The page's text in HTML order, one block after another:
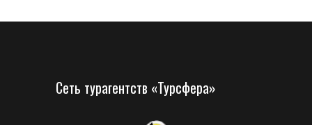
Сеть турагентств «Турсфера»